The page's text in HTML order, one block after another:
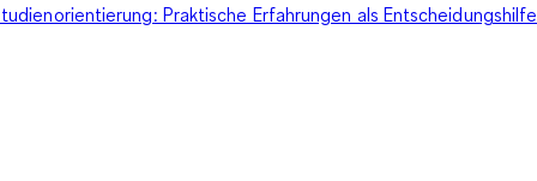
Praktische Erfahrungen als Entscheidungshilfe